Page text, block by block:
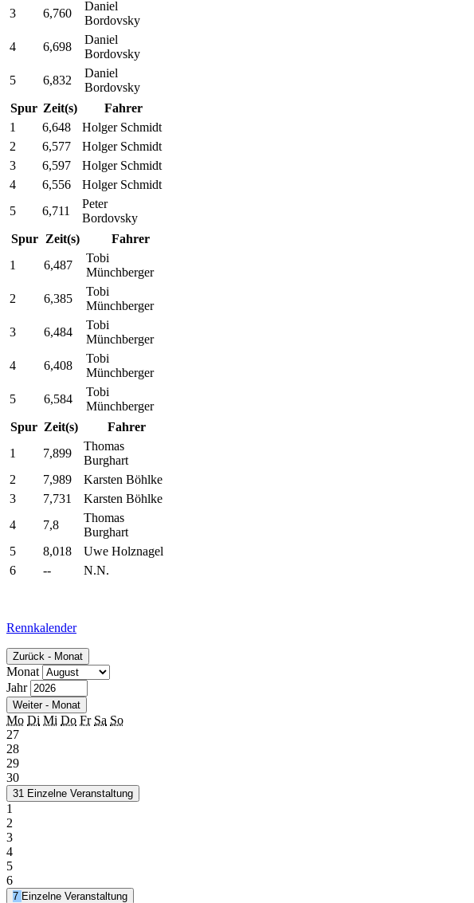
3
6,760
Daniel
Bordovsky
4
6,698
Daniel
Bordovsky
5
6,832
Daniel
Bordovsky
Spur Zeit(s)
Fahrer
1
6,648
Holger Schmidt
2
6,577
Holger Schmidt
3
6,597
Holger Schmidt
4
6,556
Holger Schmidt
5
6,711
Peter
Bordovsky
Spur
Zeit(s)
Fahrer
1
6,487
Tobi
Münchberger
2
6,385
Tobi
Münchberger
3
6,484
Tobi
Münchberger
4
6,408
Tobi
Münchberger
5
6,584
Tobi
Münchberger
Spur Zeit(s)
Fahrer
1
7,899
Thomas
Burghart
2
7,989
Karsten Böhlke
3
7,731
Karsten Böhlke
4
7,8
Thomas
Burghart
5
8,018
Uwe Holznagel
6
-- N.N.
Rennkalender
Zurück - Monat
Monat
Jahr
Weiter - Monat
Mo Di Mi Do Fr Sa So
27
28
29
30
31 Einzelne Veranstaltung
1
2
3
4
5
6
7 Einzelne Veranstaltung